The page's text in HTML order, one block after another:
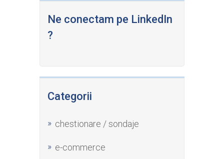
Ne conectam pe LinkedIn
?
Categorii
chestionare / sondaje
e-commerce